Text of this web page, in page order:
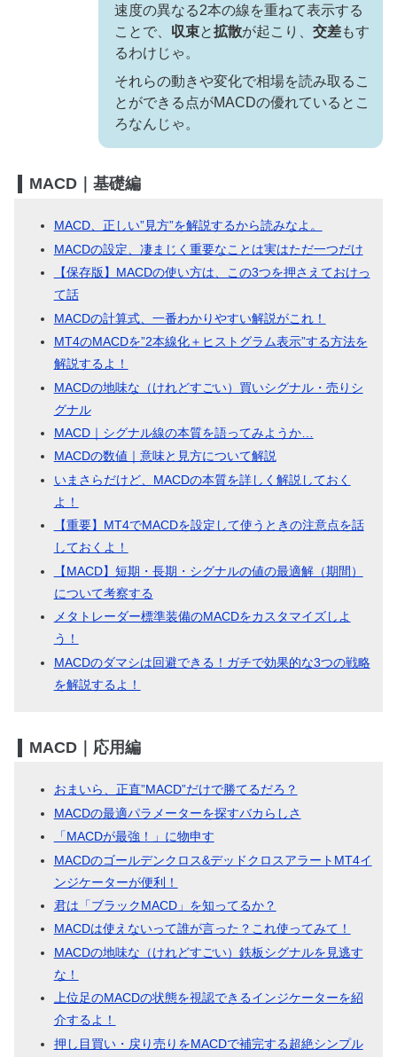
速度の異なる2本の線を重ねて表示する
ことで、 収束と拡散が起こり、 交差もす
るわけじゃ。
それらの動きや変化で相場を読み取るこ
とができる点がMACDの優れているとこ
ろなんじゃ。
MACD｜基礎編
MACD、正しい”見方”を解説するから読みなよ。
MACDの設定、凄まじく重要なことは実はただ一つだけ
【保存版】MACDの使い方は、この3つを押さえておけっ
て話
MACDの計算式、一番わかりやすい解説がこれ！
MT4のMACDを”2本線化＋ヒストグラム表示”する方法を
解説するよ！
MACDの地味な（けれどすごい）買いシグナル・売りシ
グナル
MACD｜シグナル線の本質を語ってみようか…
MACDの数値｜意味と見方について解説
いまさらだけど、MACDの本質を詳しく解説しておく
よ！
【重要】MT4でMACDを設定して使うときの注意点を話
しておくよ！
【MACD】短期・長期・シグナルの値の最適解（期間）
について考察する
メタトレーダー標準装備のMACDをカスタマイズしよ
う！
MACDのダマシは回避できる！ガチで効果的な3つの戦略
を解説するよ！
MACD｜応用編
おまいら、正直”MACD”だけで勝てるだろ？
MACDの最適パラメーターを探すバカらしさ
「MACDが最強！」に物申す
MACDのゴールデンクロス&デッドクロスアラートMT4イ
ンジケーターが便利！
君は「ブラックMACD」を知ってるか？
MACDは使えないって誰が言った？これ使ってみて！
MACDの地味な（けれどすごい）鉄板シグナルを見逃す
な！
上位足のMACDの状態を視認できるインジケーターを紹
介するよ！
押し目買い・戻り売りをMACDで補完する超絶シンプル